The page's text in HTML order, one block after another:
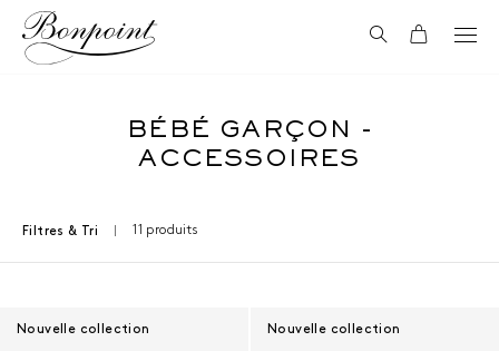
Aller directement au contenu
Recherche
Panier
BÉBÉ GARÇON -
ACCESSOIRES
Filtres & Tri 11 produits
Nouvelle collection Nouvelle collection